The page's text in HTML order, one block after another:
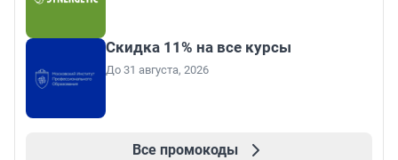
Скидка 11% на все курсы
До 31 августа, 2026
Все промокоды